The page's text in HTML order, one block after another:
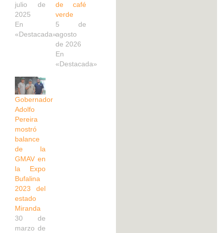
julio de
2025
En
«Destacada»
de café
verde
5 de
agosto
de 2026
En
«Destacada»
Gobernador
Adolfo
Pereira
mostró
balance
de la
GMAV en
la Expo
Bufalina
2023 del
estado
Miranda
30 de
marzo de